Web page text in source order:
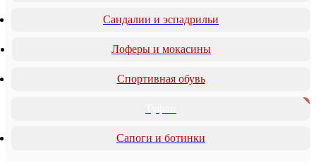
Сандалии и эспадрильи
Лоферы и мокасины
Спортивная обувь
Сапоги и ботинки